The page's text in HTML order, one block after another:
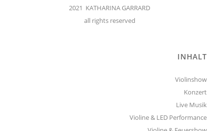
2021 KATHARINA GARRARD
all rights reserved
INHALT
Violinshow
Konzert
Live Musik
Violine & LED Performance